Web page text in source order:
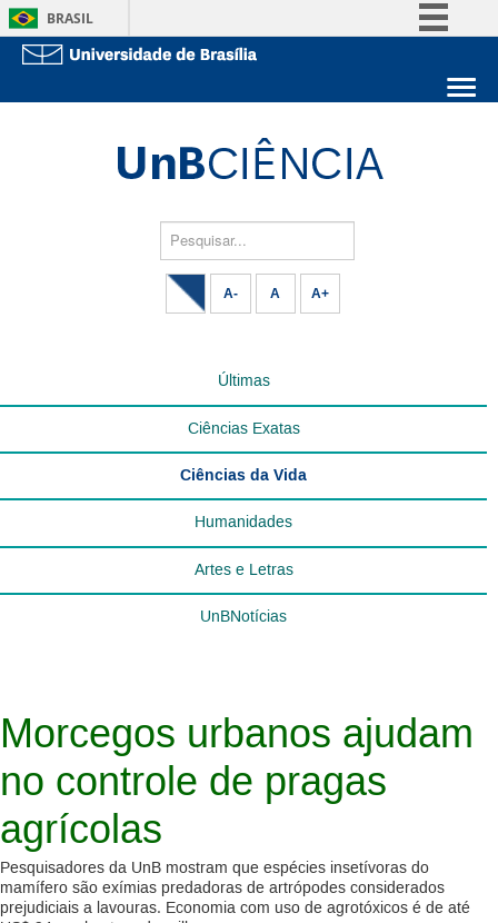
BRASIL
Acesso à informaçãoEstude na UnB
Pesquisar...
A- A A+
Últimas
Ciências Exatas
Ciências da Vida
Humanidades
Artes e Letras
UnBNotícias
Morcegos urbanos ajudam
no controle de pragas
agrícolas
Pesquisadores da UnB mostram que espécies insetívoras do
mamífero são exímias predadoras de artrópodes considerados
prejudiciais a lavouras. Economia com uso de agrotóxicos é de até